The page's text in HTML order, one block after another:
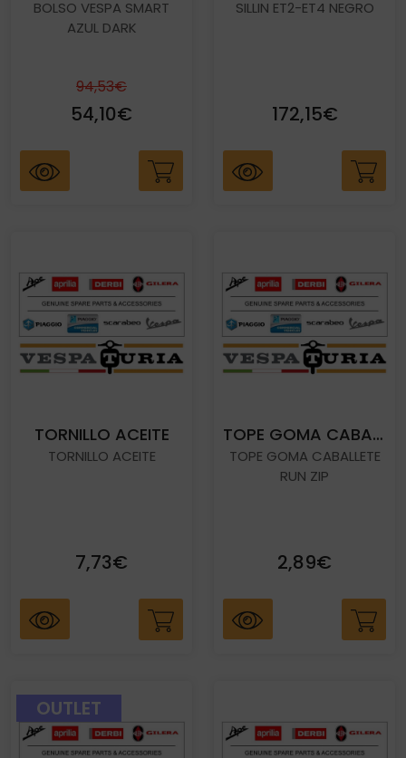
BOLSO VESPA SMART
AZUL DARK
94,53€
54,10€
SILLIN ET2-ET4 NEGRO
172,15€
TORNILLO ACEITE
TORNILLO ACEITE
7,73€
TOPE GOMA CABALLETE RUN ZIP
TOPE GOMA CABALLETE
RUN ZIP
2,89€
OUTLET